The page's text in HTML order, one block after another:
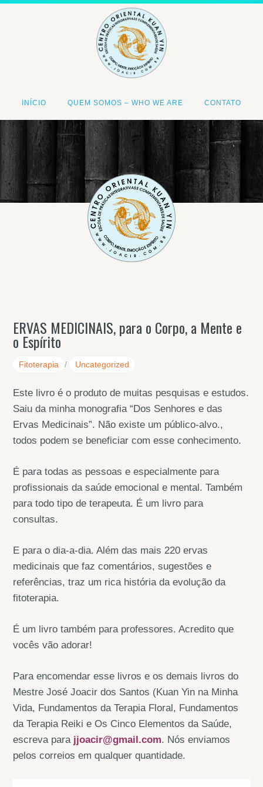
INÍCIO QUEM SOMOS – WHO WE ARE CONTATO
<
ERVAS MEDICINAIS, para o Corpo, a Mente e
o Espírito
Fitoterapia / Uncategorized
Este livro é o produto de muitas pesquisas e estudos.
Saiu da minha monografia “Dos Senhores e das
Ervas Medicinais”. Não existe um público-alvo.,
todos podem se beneficiar com esse conhecimento.
É para todas as pessoas e especialmente para
profissionais da saúde emocional e mental. Também
para todo tipo de terapeuta. É um livro para
consultas.
E para o dia-a-dia. Além das mais 220 ervas
medicinais que faz comentários, sugestões e
referências, traz um rica história da evolução da
fitoterapia.
É um livro também para professores. Acredito que
vocês vão adorar!
Para encomendar esse livros e os demais livros do
Mestre José Joacir dos Santos (Kuan Yin na Minha
Vida, Fundamentos da Terapia Floral, Fundamentos
da Terapia Reiki e Os Cinco Elementos da Saúde,
escreva para jjoacir@gmail.com. Nós enviamos
pelos correios em qualquer quantidade.